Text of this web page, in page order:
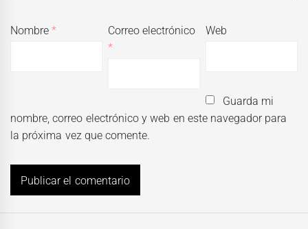
Nombre*
Correo electrónico
*
Web
Guarda mi
nombre, correo electrónico y web en este navegador para
la próxima vez que comente.